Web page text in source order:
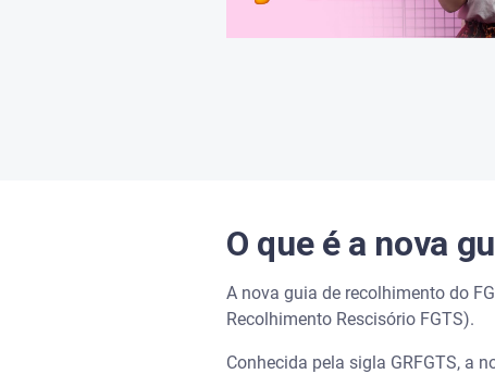
O que é a nova
A nova guia de recolhimento do
Recolhimento Rescisório FGTS).
Conhecida pela sigla GRFGTS, a